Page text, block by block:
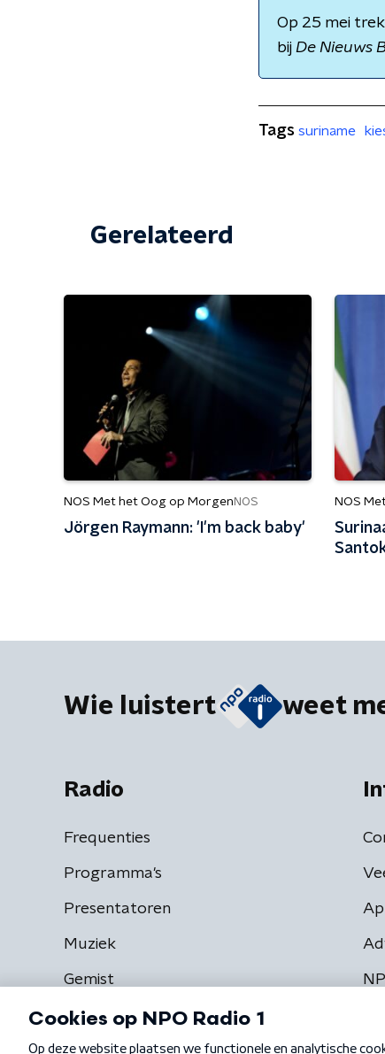
Op 25 mei
bij De Nieuws
Tags suriname
Gerelateerd
NOS Met het Oog op Morgen NOS
Jörgen Raymann: 'I'm back baby'
NOS
Wie luistert weet
Radio
Frequenties
Programma's
Presentatoren
Muziek
Gemist